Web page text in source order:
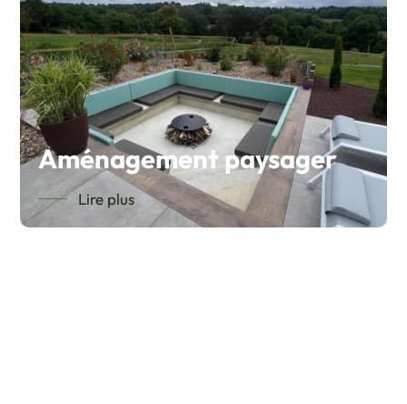
Aménagement paysager
Lire plus